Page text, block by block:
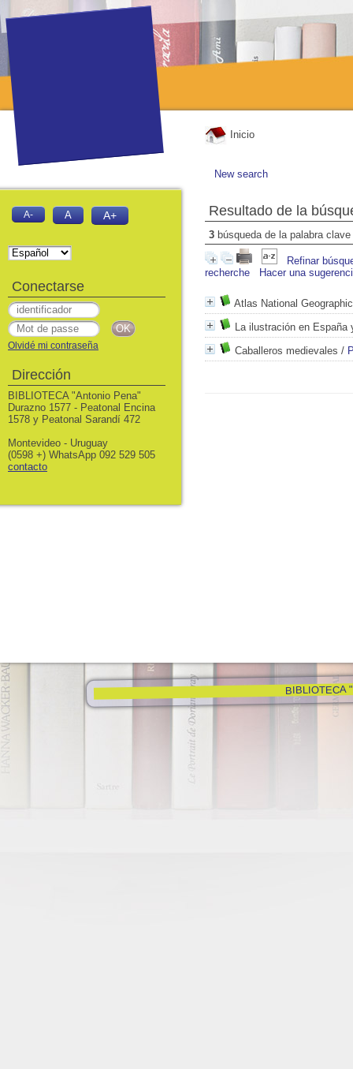
Inicio
New search
Resultado de la
3 búsqueda de la palabra clave
Refinar
recherche
Hacer una
Atlas National
La ilustración en España
Caballeros medievales /
BIBLIOTECA
A- A A+
Conectarse
Olvidé mi contraseña
Dirección
BIBLIOTECA "Antonio Pena"
Durazno 1577 - Peatonal Encina
1578 y Peatonal Sarandí 472
Montevideo - Uruguay
(0598 +) WhatsApp 092 529 505
contacto